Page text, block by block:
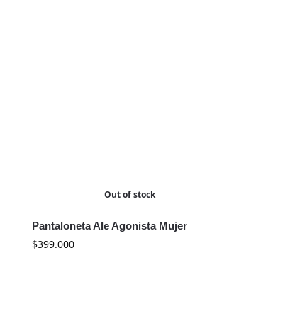
Out of stock
Pantaloneta Ale Agonista Mujer
$399.000